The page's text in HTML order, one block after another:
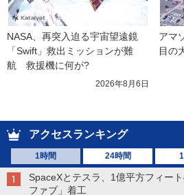
NASA、再突入迫る宇宙望遠鏡
「Swift」救出ミッションが難
航　救援機に何が?
2026年8月6日
アマ
目の
アクセスランキング
1時間 24時間
SpaceXとテスラ、1億平方フィー
ファブ」着工